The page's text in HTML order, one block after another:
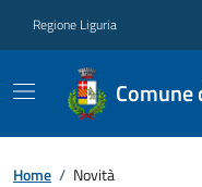
Regione Liguria
Comune
Home / Novità